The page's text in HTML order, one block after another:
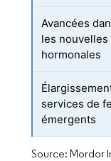
Avancées
les
hormonales
services de
émergents
Source: Mordor